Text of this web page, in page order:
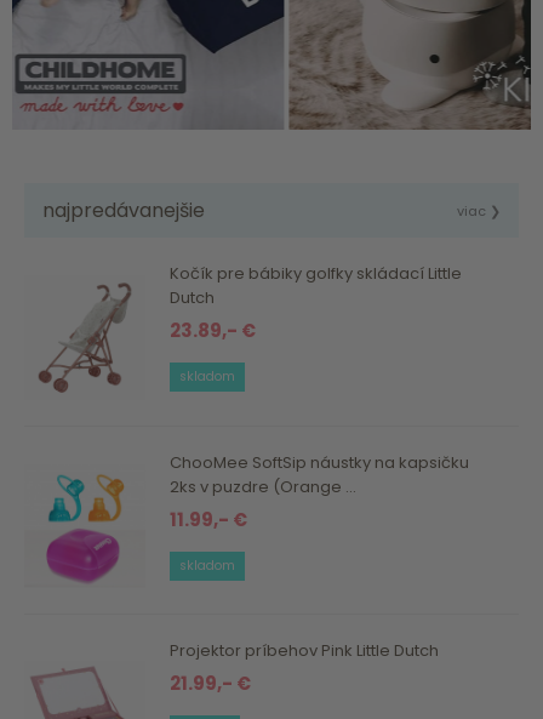
najpredávanejšie viac ❯
Kočík pre bábiky golfky skládací Little
Dutch
23.89,- €
skladom
ChooMee SoftSip náustky na kapsičku
2ks v puzdre (Orange ...
11.99,- €
skladom
Projektor príbehov Pink Little Dutch
21.99,- €